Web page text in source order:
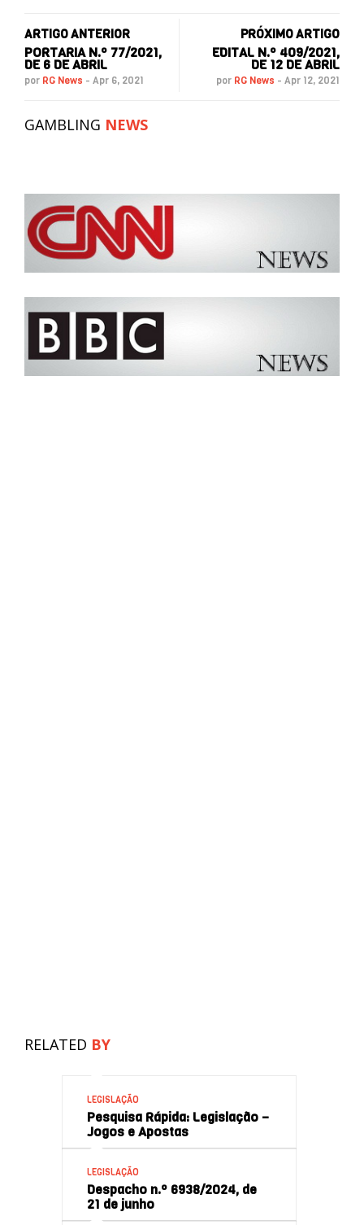
ARTIGO ANTERIOR
PORTARIA N.º 77/2021,
DE 6 DE ABRIL
por RG News - Apr 6, 2021
PRÓXIMO ARTIGO
EDITAL N.º 409/2021,
DE 12 DE ABRIL
por RG News - Apr 12, 2021
GAMBLING NEWS
RELATED BY
LEGISLAÇÃO
Pesquisa Rápida: Legislação –
Jogos e Apostas
LEGISLAÇÃO
Despacho n.º 6938/2024, de
21 de junho